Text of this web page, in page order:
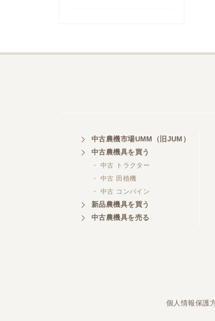
株式会社トミタモータース
株式会社 ケイ・エス・エンタ
ープライズ
中古農機市場UMM（旧JUM）
中古農機具を買う
・ 中古 トラクター
・ 中古 田植機
・ 中古 コンバイン
新品農機具を買う
中古農機具を売る
個人情報保護